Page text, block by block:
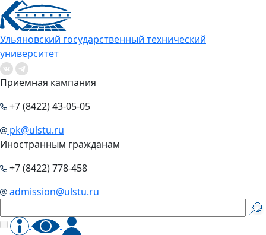
Ульяновский государственный технический
университет
Приемная кампания
+7 (8422) 43-05-05
pk@ulstu.ru
Иностранным гражданам
+7 (8422) 778-458
admission@ulstu.ru